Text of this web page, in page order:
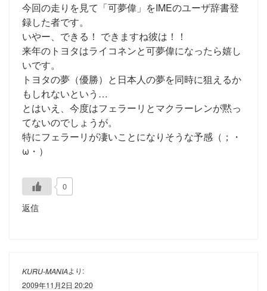
今回の走りを見て「可夢偉」をIMEのユーザ辞書登
録した者です。
いやー、できる！ できますね彼は！！
来年のトヨタはライコネンと可夢偉になったら嬉し
いです。
トヨタの夢（優勝）と日本人の夢を同時に狙えるか
もしれないという…
とはいえ、今度はフェラーリとマクラーレンが黙っ
てないのでしょうが。
特にフェラーリが凄いことになりそうな予感（；・
ω・）
0
返信
KURU-MANIAより:
2009年11月2日 20:20